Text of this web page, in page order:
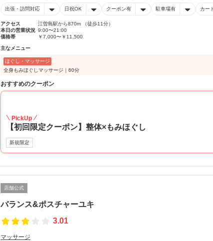
出張・訪問対応 日祝OK クーポン有 駐車場有 カー
アクセス
江曽島駅から870m （徒歩11分）
本日の営業状況 9:00〜21:00
価格帯
￥7,000〜￥11,500
主なメニュー
ほぐし・マッサージ
全身もみほぐしマッサージ｜60分
おすすめのクーポン
PickUp
【初回限定クーポン】整体×もみほぐし
新規限定
店舗公式
バランス&ポスチャーユキ
3.01
マッサージ